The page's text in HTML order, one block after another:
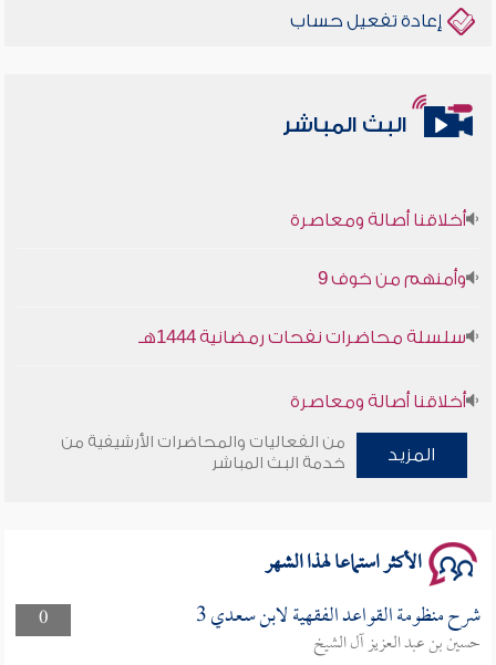
إعادة تفعيل حساب
البث المباشر
أخلاقنا أصالة ومعاصرة
وأمنهم من خوف 9
سلسلة محاضرات نفحات رمضانية 1444هـ
أخلاقنا أصالة ومعاصرة
وأمنهم من خوف 9
المزيد
من الفعاليات والمحاضرات الأرشيفية من
خدمة البث المباشر
الأكثر استماعا لهذا الشهر
0 شرح منظومة القواعد الفقهية لابن سعدي 3
حسين بن عبد العزيز آل الشيخ